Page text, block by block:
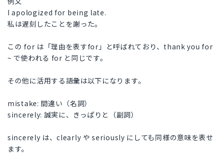
I apologized for being late.
私は遅刻したことを謝った。
この for は「理由を表すfor」と呼ばれており、thank you for
~ で使われる for と同じです。
その他に活用する語彙は以下になります。
mistake: 間違い（名詞）
sincerely: 誠実に、きっぱりと（副詞）
sincerely は、clearly や seriously にしても同様の意味を表せ
ます。